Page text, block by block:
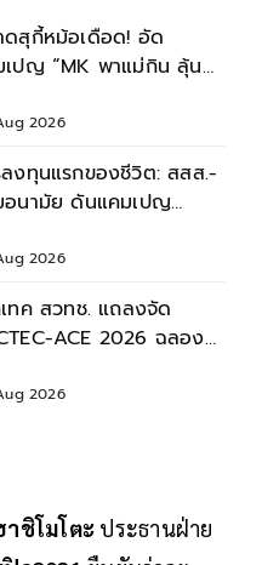
ดสุกี้หม้อเดือด! อัด
เปญ “MK พาแม่กิน ลุ้น
2026
ลงทุนแรกของชีวิต: สสส.-
อนามัย ดันแคมเปญ
ตอย่างยั่งยืน
2026
เทค สวทช. แถลงจัด
ACE 2026 ฉลอง
2026
าชิโมโตะ ประธานฝ่าย